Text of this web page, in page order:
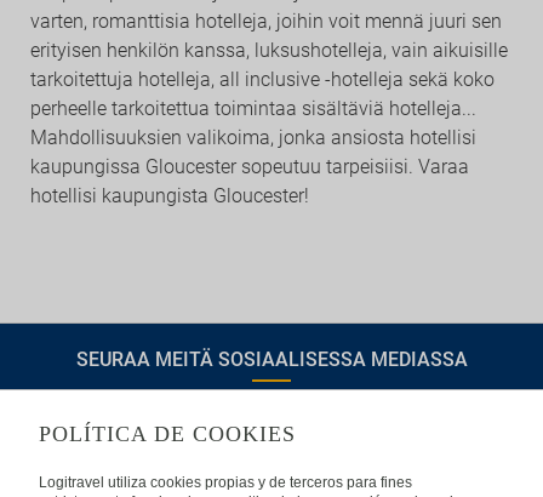
varten, romanttisia hotelleja, joihin voit mennä juuri sen
erityisen henkilön kanssa, luksushotelleja, vain aikuisille
tarkoitettuja hotelleja, all inclusive -hotelleja sekä koko
perheelle tarkoitettua toimintaa sisältäviä hotelleja...
Mahdollisuuksien valikoima, jonka ansiosta hotellisi
kaupungissa Gloucester sopeutuu tarpeisiisi. Varaa
hotellisi kaupungista Gloucester!
SEURAA MEITÄ SOSIAALISESSA MEDIASSA
TIETOA LOGITRAVELISTA
POLÍTICA DE COOKIES
Logitravel utiliza cookies propias y de terceros para fines